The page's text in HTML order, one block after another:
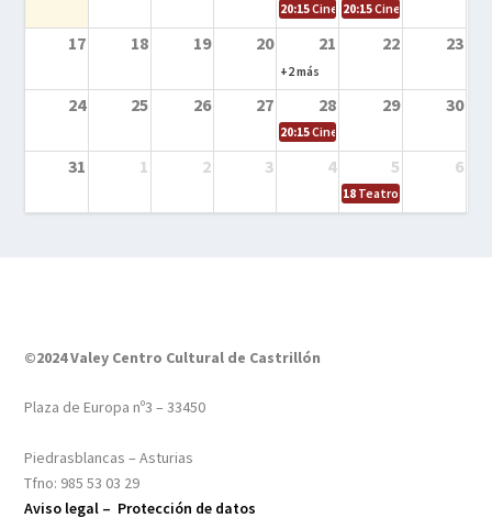
20:15Cine en la calle – Tortugas
20:15Cine en la calle –
17 18 19 20 21 22 23
+2 más
24 25 26 27 28 29 30
20:15Cine en el calle – Tintín y el
31 1 2 3 4 5 6
18 Teatro – Tres
©2024 Valey Centro Cultural de Castrillón
Plaza de Europa nº3 – 33450
Piedrasblancas – Asturias
Tfno: 985 53 03 29
Aviso legal – Protección de datos